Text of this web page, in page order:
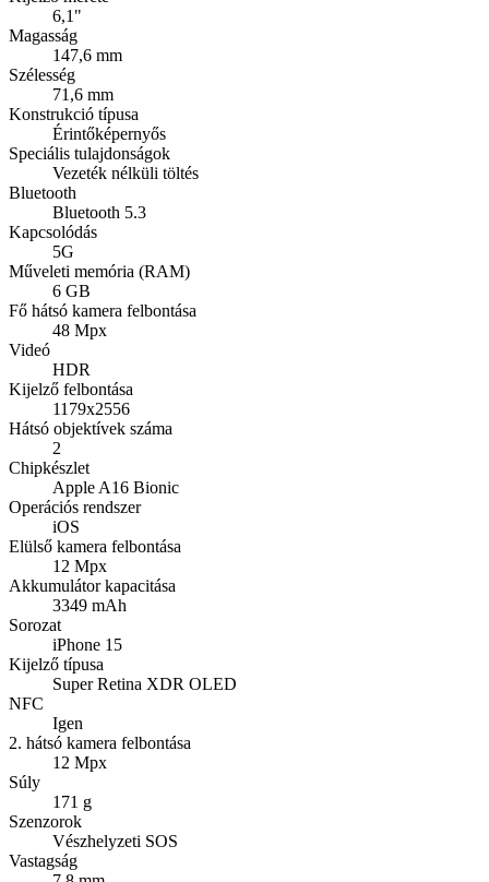
6,1"
Magasság
147,6 mm
Szélesség
71,6 mm
Konstrukció típusa
Érintőképernyős
Speciális tulajdonságok
Vezeték nélküli töltés
Bluetooth
Bluetooth 5.3
Kapcsolódás
5G
Műveleti memória (RAM)
6 GB
Fő hátsó kamera felbontása
48 Mpx
Videó
HDR
Kijelző felbontása
1179x2556
Hátsó objektívek száma
2
Chipkészlet
Apple A16 Bionic
Operációs rendszer
iOS
Elülső kamera felbontása
12 Mpx
Akkumulátor kapacitása
3349 mAh
Sorozat
iPhone 15
Kijelző típusa
Super Retina XDR OLED
NFC
Igen
2. hátsó kamera felbontása
12 Mpx
Súly
171 g
Szenzorok
Vészhelyzeti SOS
Vastagság